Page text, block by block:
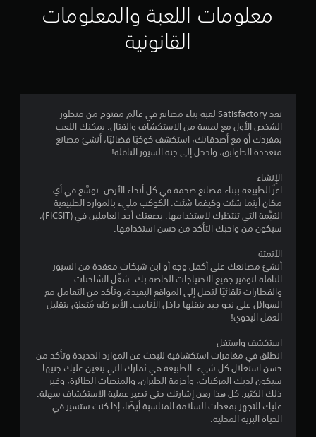
ي
8
2
ج
و
م
ن
ن
ج
و
معلومات اللعبة والمعلومات
القانونية
تعد Satisfactory لعبة بناء مصانع في عالم مفتوح من منظور
الشخص الأول مع لمسة من الاستكشاف والقتال. يمكنك اللعب
بمفردك أو مع أصدقائك، استكشف كوكبًا فضائيًا، أنشئ مصانع
متعددة الطوابق، وادخل إلى جنة السيور الناقلة!
الإنشاء
اغزُ الطبيعة ببناء مصانع ضخمة في كل أنحاء الأرض. توسَّع في أي
مكان أينما شئت وكيفما شئت. الكوكب مليء بالموارد الطبيعية
القيِّمة التي تنتظرك لاستخدامها. بصفتك أحد العاملين في (FICSIT)،
سيكون من واجبك التأكد من حسن استخدامها.
الأتمتة
أنشئ مصانعك على أكمل وجه أو ابنِ شبكات معقدة من السيور
الناقلة لتوفير جميع الاحتياجات الخاصة بك. شَغِّل الشاحنات
والقطارات تلقائيًا لتصل إلى المواقع البعيدة، وتأكد من التعامل مع
السوائل على نحو جيد بنقلها داخل الأنابيب. الأمر كله مُتعلق بتقليل
العمل اليدوي!
استكشف واستغل
انطلق في مغامرات استكشافية للبحث عن الموارد الجديدة وتأكد من
حسن استغلال كل شيء. الطبيعة هي ثمارك التي يتعين عليك جنيها.
سيكون لديك المركبات، وأحزمة الطيران، والمنصات الطائرة، وغير
ذلك الكثير. كل هذا رهن إشارتك حتى تصير عملية الاستكشاف سهلة.
عليك التجهز بمعدات السلامة المناسبة أيضًا، إذا كنت ستسير في
الحياة البرية المحلية.